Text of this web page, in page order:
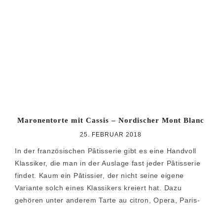
Maronentorte mit Cassis – Nordischer Mont Blanc
25. FEBRUAR 2018
In der französischen Pâtisserie gibt es eine Handvoll
Klassiker, die man in der Auslage fast jeder Pâtisserie
findet. Kaum ein Pâtissier, der nicht seine eigene
Variante solch eines Klassikers kreiert hat. Dazu
gehören unter anderem Tarte au citron, Opera, Paris-